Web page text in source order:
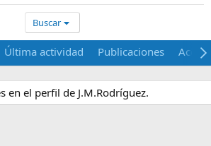
Buscar
Última actividad Publicaciones Acerca
en el perfil de J.M.Rodríguez.